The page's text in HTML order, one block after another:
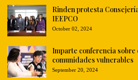
Rinden protesta
IEEPCO
October 02, 2024
Imparte conferencia sobre
comunidades vulnerables
September 20, 2024